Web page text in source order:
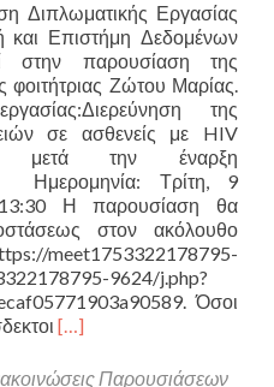
Διπλωματικής Εργασίας
και Επιστήμη Δεδομένων
στην παρουσίαση της
φοιτήτριας Ζώτου Μαρίας.
της
σε ασθενείς με HIV
μετά την έναρξη
Ημερομηνία: Τρίτη, 9
Η παρουσίαση θα
στον ακόλουθο
9624/j.php?
Όσοι
Read
about
[…]
Παρουσιάσεων